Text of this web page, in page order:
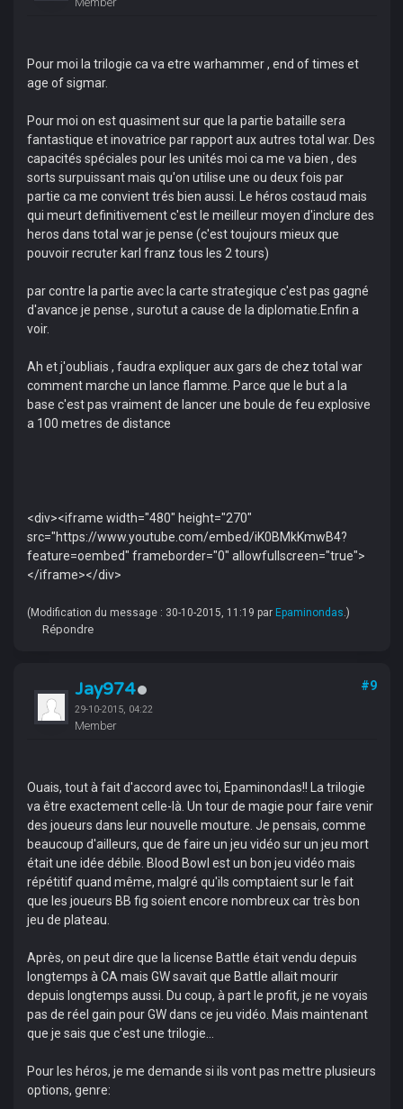
Pour moi la trilogie ca va etre warhammer , end of times et
age of sigmar.
Pour moi on est quasiment sur que la partie bataille sera
fantastique et inovatrice par rapport aux autres total war. Des
capacités spéciales pour les unités moi ca me va bien , des
sorts surpuissant mais qu'on utilise une ou deux fois par
partie ca me convient trés bien aussi. Le héros costaud mais
qui meurt definitivement c'est le meilleur moyen d'inclure des
heros dans total war je pense (c'est toujours mieux que
pouvoir recruter karl franz tous les 2 tours)
par contre la partie avec la carte strategique c'est pas gagné
d'avance je pense , surotut a cause de la diplomatie.Enfin a
voir.
Ah et j'oubliais , faudra expliquer aux gars de chez total war
comment marche un lance flamme. Parce que le but a la
base c'est pas vraiment de lancer une boule de feu explosive
a 100 metres de distance
<div><iframe width="480" height="270"
src="https://www.youtube.com/embed/iK0BMkKmwB4?
feature=oembed" frameborder="0" allowfullscreen="true">
</iframe></div>
(Modification du message : 30-10-2015, 11:19 par Epaminondas.)
Répondre
Jay974
29-10-2015, 04:22
Member
#9
Ouais, tout à fait d'accord avec toi, Epaminondas!! La trilogie
va être exactement celle-là. Un tour de magie pour faire venir
des joueurs dans leur nouvelle mouture. Je pensais, comme
beaucoup d'ailleurs, que de faire un jeu vidéo sur un jeu mort
était une idée débile. Blood Bowl est un bon jeu vidéo mais
répétitif quand même, malgré qu'ils comptaient sur le fait
que les joueurs BB fig soient encore nombreux car très bon
jeu de plateau.
Après, on peut dire que la license Battle était vendu depuis
longtemps à CA mais GW savait que Battle allait mourir
depuis longtemps aussi. Du coup, à part le profit, je ne voyais
pas de réel gain pour GW dans ce jeu vidéo. Mais maintenant
que je sais que c'est une trilogie...
Pour les héros, je me demande si ils vont pas mettre plusieurs
options, genre: